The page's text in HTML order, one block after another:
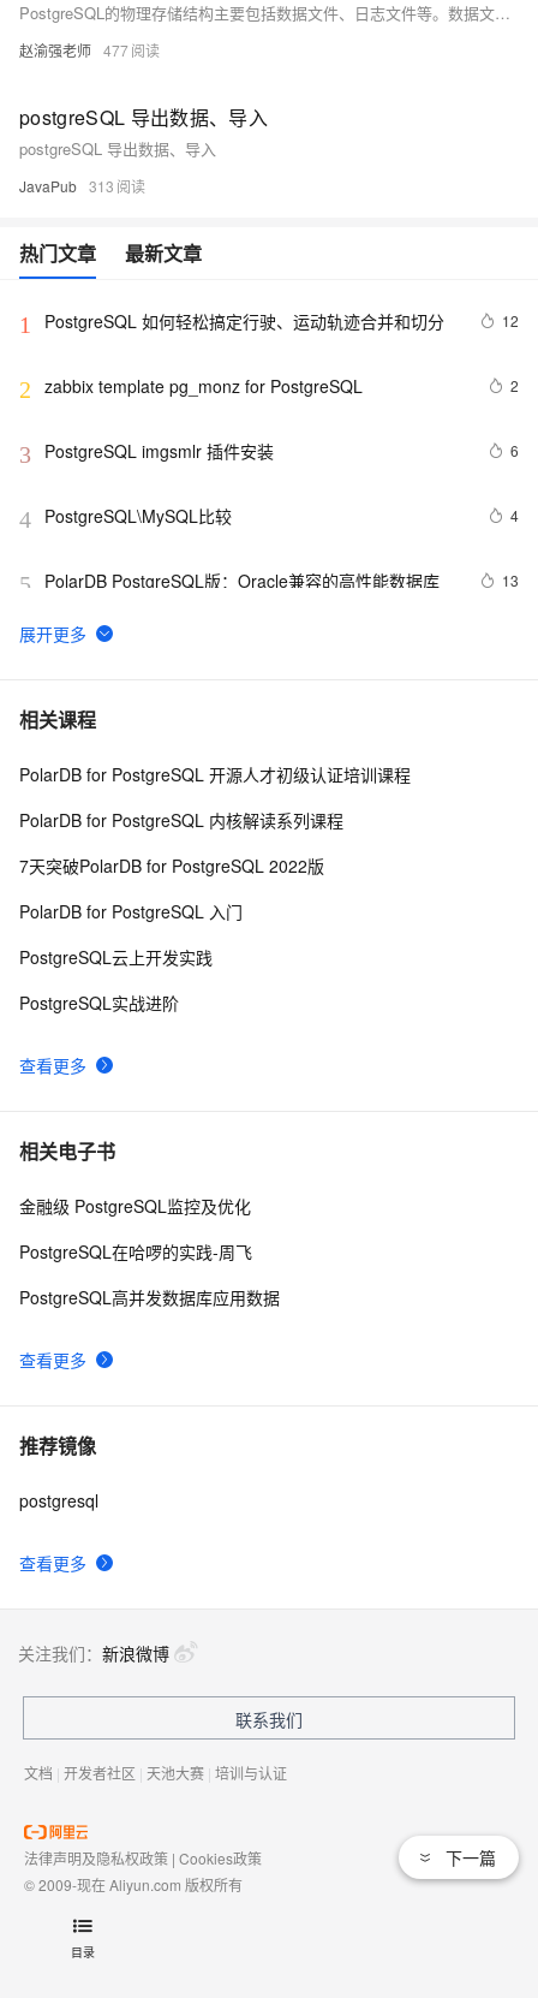
目录
PostgreSQL的物理存储结构主要包括数据文件、日志文件等。数据文件按oid命名，超过1G时自动拆分。通过查询数据库和表的oid，可定位到具体的数据文件。例如，查询数据库oid后，再查询特定表的oid及relfilenode，即可找到该表对应的数据文件位置。
赵渝强老师 477
postgreSQL 导出数据、导入
postgreSQL 导出数据、导入
JavaPub 313
热门文章 最新文章
1 PostgreSQL 如何轻松搞定行驶、运动轨迹合并和切分 12
2 zabbix template pg_monz for PostgreSQL 2
3 PostgreSQL imgsmlr 插件安装 6
4 PostgreSQL\MySQL比较 4
5 PolarDB PostgreSQL版：Oracle兼容的高性能数据库 13
6
沉浸式学习PostgreSQL|PolarDB 14: 共享单车、徒步、
7 PostgreSQL的AnynonArray的例子
8 postgresql|数据库|恢复备份的时候报错：pg_restore:
1001-PostgreSQL 存储过程的基本介绍以及入门（基本结
相关课程
查看更多
PolarDB for PostgreSQL 开源人才初级认证培训课程
PolarDB for PostgreSQL 内核解读系列课程
7天突破PolarDB for PostgreSQL 2022版
PolarDB for PostgreSQL 入门
PostgreSQL云上开发实践
PostgreSQL实战进阶
相关电子书
查看更多
金融级 PostgreSQL监控及优化
PostgreSQL在哈啰的实践-周飞
PostgreSQL高并发数据库应用数据
推荐镜像
查看更多
postgresql
下一篇
关注我们： 新浪微博
联系我们
文档 | 开发者社区 | 天池大赛 | 培训与认证
法律声明及隐私权政策 | Cookies政策
© 2009-现在 Aliyun.com 版权所有
域名注册服务机构许可：